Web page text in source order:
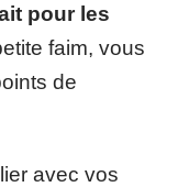
pour les
faim, vous
de
avec vos